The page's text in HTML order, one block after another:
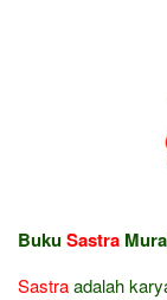
BukuSastra
Sastraadalah